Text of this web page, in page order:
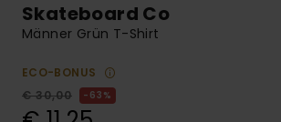
Skateboard Co
Männer Grün T-Shirt
ECO-BONUS
€ 30,00
63%